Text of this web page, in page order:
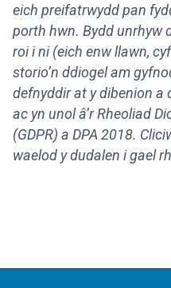
eich preifatrwydd pan
porth hwn. Bydd unrhyw
roi i ni (eich enw llawn,
storio’n ddiogel am
defnyddir at y dibenion a
ac yn unol â’r Rheoliad
(GDPR) a DPA 2018.
waelod y dudalen i gael